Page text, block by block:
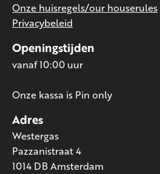
Adres
Westergas
Pazzanistraat 4
1014 DB Amsterdam
Openingstijden
vanaf 10:00 uur
Onze kassa is Pin only
Onze huisregels/our houserules
Privacybeleid